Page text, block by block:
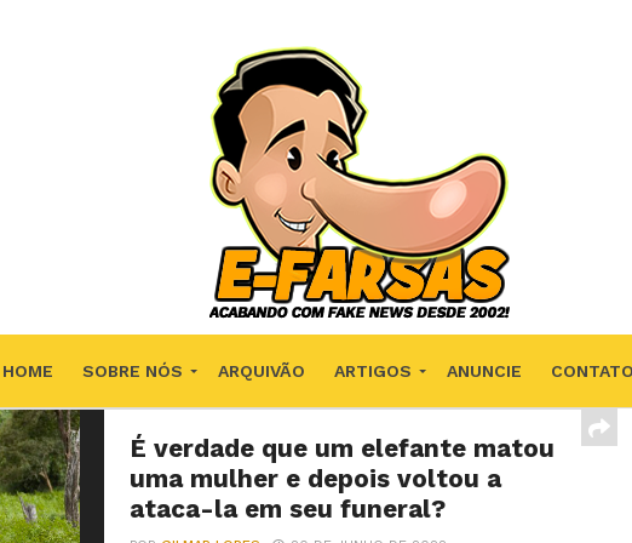
HOME SOBRE NÓS ARQUIVÃO ARTIGOS ANUNCIE CONTATO
F.A.Q
É verdade que um elefante matou
uma mulher e depois voltou a
ataca-la em seu funeral?